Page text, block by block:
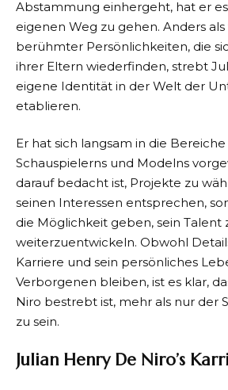
Abstammung einhergeht, hat er
eigenen Weg zu gehen. Anders
berühmter Persönlichkeiten, die
ihrer Eltern wiederfinden, strebt
eigene Identität in der Welt der
etablieren.
Er hat sich langsam in die Bereiche
Schauspielerns und Modelns
darauf bedacht ist, Projekte zu
seinen Interessen entsprechen,
die Möglichkeit geben, sein Talent
weiterzuentwickeln. Obwohl
Karriere und sein persönliches
Verborgenen bleiben, ist es klar,
Niro bestrebt ist, mehr als nur der
zu sein.
Julian Henry De Niro’s